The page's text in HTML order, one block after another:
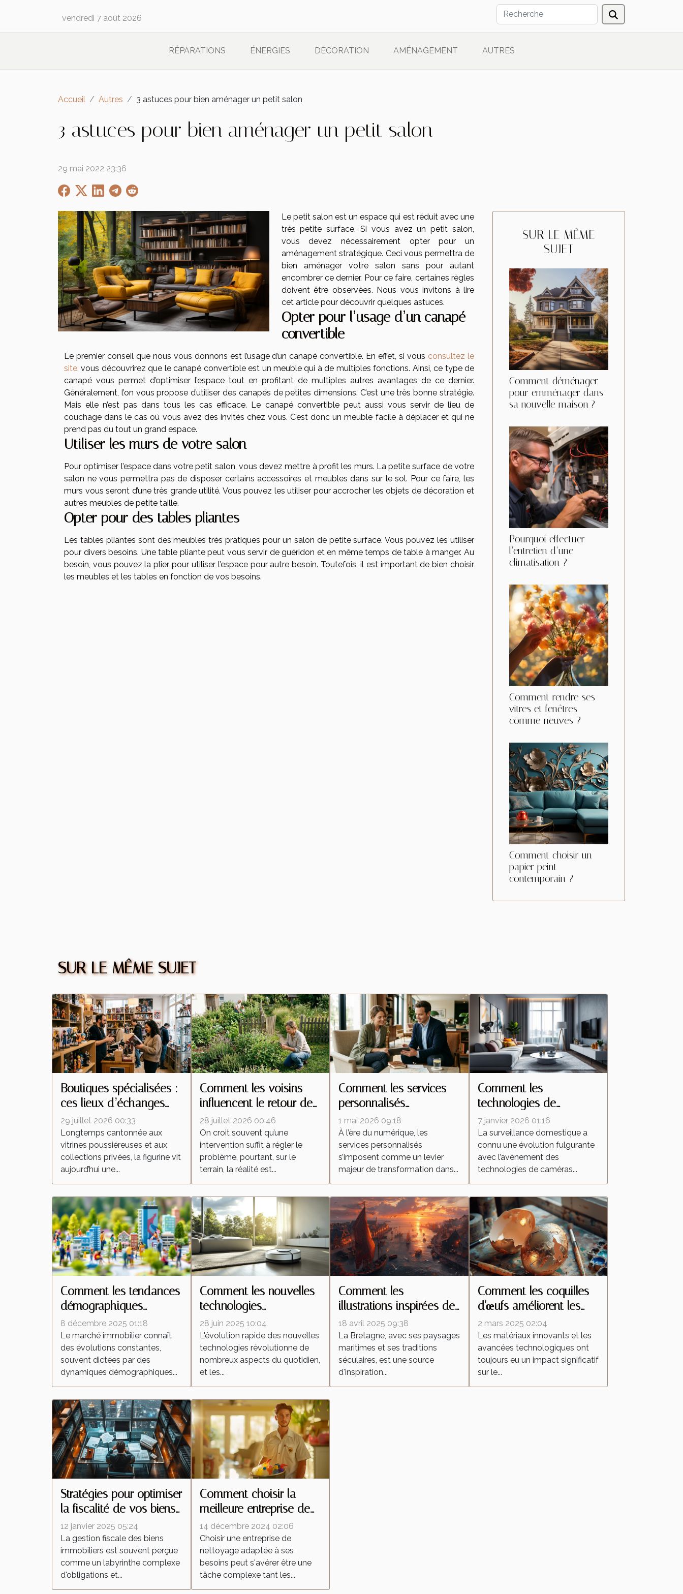
vendredi 7 août 2026
RÉPARATIONS ÉNERGIES DÉCORATION AMÉNAGEMENT AUTRES
Accueil Autres 3 astuces pour bien aménager un petit salon
3 astuces pour bien aménager un petit salon
29 mai 2022 23:36
Le petit salon est un espace qui est réduit avec une
très petite surface. Si vous avez un petit salon,
vous devez nécessairement opter pour un
aménagement stratégique. Ceci vous permettra de
bien aménager votre salon sans pour autant
encombrer ce dernier. Pour ce faire, certaines règles
doivent être observées. Nous vous invitons à lire
cet article pour découvrir quelques astuces.
Opter pour l’usage d’un canapé
convertible
Le premier conseil que nous vous donnons est l’usage d’un canapé convertible. En effet, si vous consultez le
site , vous découvrirez que le canapé convertible est un meuble qui à de multiples fonctions. Ainsi, ce type de
canapé vous permet d’optimiser l’espace tout en profitant de multiples autres avantages de ce dernier.
Généralement, l’on vous propose d’utiliser des canapés de petites dimensions. C’est une très bonne stratégie.
Mais elle n’est pas dans tous les cas efficace. Le canapé convertible peut aussi vous servir de lieu de
couchage dans le cas où vous avez des invités chez vous. C’est donc un meuble facile à déplacer et qui ne
prend pas du tout un grand espace.
Utiliser les murs de votre salon
Pour optimiser l’espace dans votre petit salon, vous devez mettre à profit les murs. La petite surface de votre
salon ne vous permettra pas de disposer certains accessoires et meubles dans sur le sol. Pour ce faire, les
murs vous seront d’une très grande utilité. Vous pouvez les utiliser pour accrocher les objets de décoration et
autres meubles de petite taille.
Opter pour des tables pliantes
Les tables pliantes sont des meubles très pratiques pour un salon de petite surface. Vous pouvez les utiliser
pour divers besoins. Une table pliante peut vous servir de guéridon et en même temps de table à manger. Au
besoin, vous pouvez la plier pour utiliser l’espace pour autre besoin. Toutefois, il est important de bien choisir
les meubles et les tables en fonction de vos besoins.
SUR LE MÊME
SUJET
Comment déménager
pour emménager dans
sa nouvelle maison ?
Pourquoi effectuer
l’entretien d’une
climatisation ?
Comment rendre ses
vitres et fenêtres
comme neuves ?
Comment choisir un
papier peint
contemporain ?
SUR LE MÊME SUJET
Boutiques spécialisées :
ces lieux d’échanges
qui transforment la
culture de la figurine
29 juillet 2026 00:33
Longtemps cantonnée aux
vitrines poussiéreuses et aux
collections privées, la figurine vit
aujourd’hui une...
Comment les voisins
influencent le retour des
insectes malgré une
intervention locale
28 juillet 2026 00:46
On croit souvent qu’une
intervention suffit à régler le
problème, pourtant, sur le
terrain, la réalité est...
Comment les services
personnalisés
redéfinissent les attentes
dans l'industrie
1 mai 2026 09:18
À l’ère du numérique, les
services personnalisés
s’imposent comme un levier
majeur de transformation dans...
Comment les
technologies de
caméras espion
transforment la
surveillance domestique
?
7 janvier 2026 01:16
La surveillance domestique a
connu une évolution fulgurante
avec l’avènement des
technologies de caméras...
Comment les tendances
démographiques
influencent-elles le
marché immobilier ?
8 décembre 2025 01:18
Le marché immobilier connaît
des évolutions constantes,
souvent dictées par des
dynamiques démographiques...
Comment les nouvelles
technologies
transforment-elles les
aspirateurs autonomes ?
28 juin 2025 10:04
L'évolution rapide des nouvelles
technologies révolutionne de
nombreux aspects du quotidien,
et les...
Comment les
illustrations inspirées de
la Bretagne célèbrent la
culture régionale
18 avril 2025 09:38
La Bretagne, avec ses paysages
maritimes et ses traditions
séculaires, est une source
d'inspiration...
Comment les coquilles
d'œufs améliorent les
peintures réfléchissantes
2 mars 2025 02:04
Les matériaux innovants et les
avancées technologiques ont
toujours eu un impact significatif
sur le...
Stratégies pour optimiser
la fiscalité de vos biens
immobiliers
12 janvier 2025 05:24
La gestion fiscale des biens
immobiliers est souvent perçue
comme un labyrinthe complexe
d'obligations et...
Comment choisir la
meilleure entreprise de
nettoyage pour vos
besoins
14 décembre 2024 02:06
Choisir une entreprise de
nettoyage adaptée à ses
besoins peut s'avérer être une
tâche complexe tant les...